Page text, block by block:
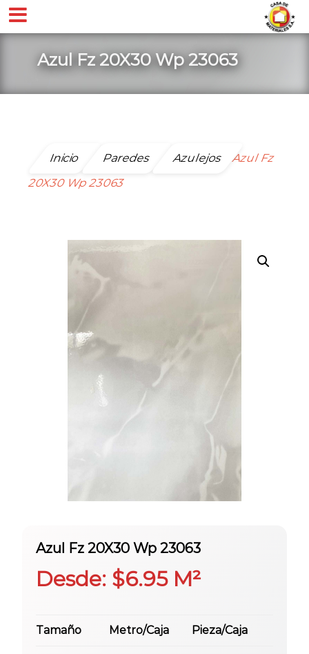
Azul Fz 20X30 Wp 23063
Inicio Paredes Azulejos
Azul Fz
20X30 Wp 23063
Azul Fz 20X30 Wp 23063
Desde: $6.95M²
Tamaño Metro/Caja Pieza/Caja